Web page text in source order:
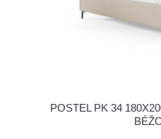
POSTEL PK 34